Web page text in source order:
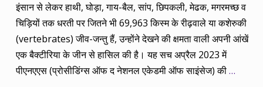
इंसान से लेकर हाथी, घोड़ा, गाय-बैल, सांप, छिपकली, मेढक, मगरमच्छ व
चिड़ियों तक धरती पर जितने भी 69,963 किस्म के रीढ़वाले या कशेरुकी
(vertebrates) जीव-जन्तु हैं, उन्होंने देखने की क्षमता वाली अपनी आंखें
एक बैक्टीरिया के जीन से हासिल की है। यह सच अप्रैल 2023 में
पीएनएएस (प्रोसीडिंग्स ऑफ द नेशनल एकेडमी ऑफ साइंसेज) की…